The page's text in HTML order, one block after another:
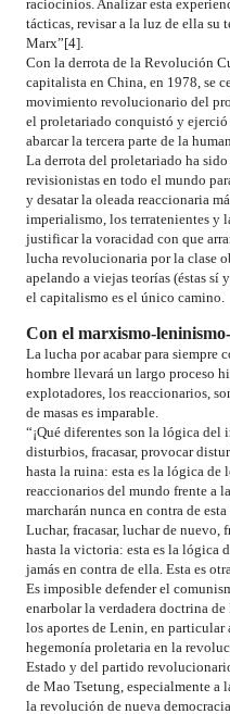
raciocinios. Analizar esta
tácticas, revisar a la luz de ella su
Marx”[4].
Con la derrota de la Revolución
capitalista en China, en 1978, se
movimiento revolucionario del
el proletariado conquistó y
abarcar la tercera parte de la
La derrota del proletariado ha
revisionistas en todo el mundo
y desatar la oleada reaccionaria
imperialismo, los terratenientes y
justificar la voracidad con que
lucha revolucionaria por la clase
apelando a viejas teorías (éstas sí
el capitalismo es el único camino.
Con el marxismo-
La lucha por acabar para siempre
hombre llevará un largo proceso
explotadores, los reaccionarios,
de masas es imparable.
“¡Qué diferentes son la lógica
disturbios, fracasar, provocar
hasta la ruina: esta es la lógica
reaccionarios del mundo frente a
marcharán nunca en contra de
Luchar, fracasar, luchar de nuevo,
hasta la victoria: esta es la lógica
jamás en contra de ella. Esta es
Es imposible defender el
enarbolar la verdadera doctrina
los aportes de Lenin, en
hegemonía proletaria en la
Estado y del partido
de Mao Tsetung, especialmente a
la revolución de nueva